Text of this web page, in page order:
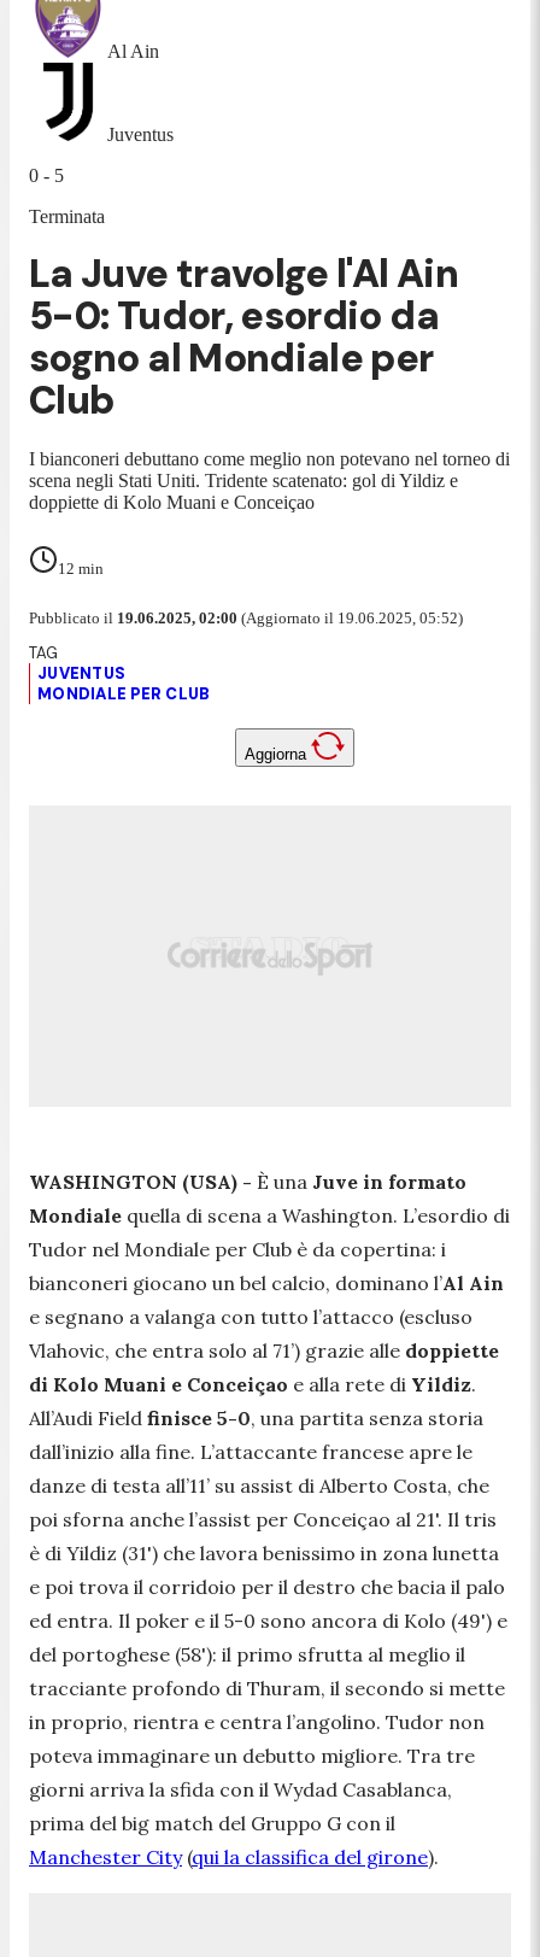
Al Ain
Juventus
0 - 5
Terminata
La Juve travolge l'Al Ain
5-0: Tudor, esordio da
sogno al Mondiale per
Club
I bianconeri debuttano come meglio non potevano nel torneo di
scena negli Stati Uniti. Tridente scatenato: gol di Yildiz e
doppiette di Kolo Muani e Conceiçao
12 min
Pubblicato il 19.06.2025, 02:00 (Aggiornato il 19.06.2025, 05:52)
JUVENTUS
MONDIALE PER CLUB
Aggiorna
WASHINGTON (USA) - È una Juve in formato
Mondiale quella di scena a Washington. L’esordio di
Tudor nel Mondiale per Club è da copertina: i
bianconeri giocano un bel calcio, dominano l’Al Ain
e segnano a valanga con tutto l’attacco (escluso
Vlahovic, che entra solo al 71’) grazie alle doppiette
di Kolo Muani e Conceiçao e alla rete di Yildiz.
All’Audi Field finisce 5-0, una partita senza storia
dall’inizio alla fine. L’attaccante francese apre le
danze di testa all’11’ su assist di Alberto Costa, che
poi sforna anche l’assist per Conceiçao al 21'. Il tris
è di Yildiz (31') che lavora benissimo in zona lunetta
e poi trova il corridoio per il destro che bacia il palo
ed entra. Il poker e il 5-0 sono ancora di Kolo (49') e
del portoghese (58'): il primo sfrutta al meglio il
tracciante profondo di Thuram, il secondo si mette
in proprio, rientra e centra l’angolino. Tudor non
poteva immaginare un debutto migliore. Tra tre
giorni arriva la sfida con il Wydad Casablanca,
prima del big match del Gruppo G con il
Manchester City(qui la classifica del girone).